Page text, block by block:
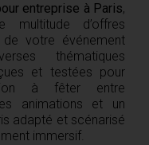
entreprise à Paris,
multitude d’offres
de votre événement
thématiques
et testées pour
à fêter entre
animations et un
adapté et scénarisé
immersif.